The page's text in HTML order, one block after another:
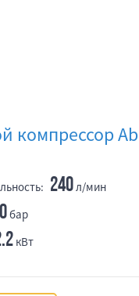
компрессор
240л/мин
бар
кВт